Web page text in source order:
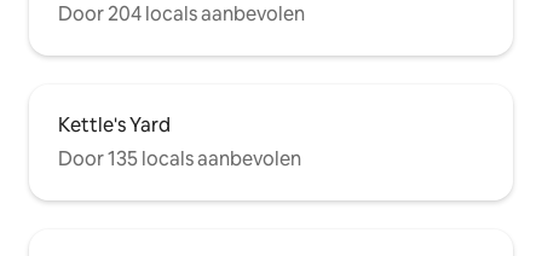
Door 204 locals aanbevolen
Kettle's Yard
Door 135 locals aanbevolen